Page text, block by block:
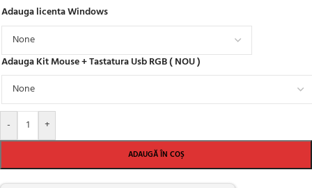
Adauga licenta Windows
Adauga Kit Mouse + Tastatura Usb RGB ( NOU )
- +
ADAUGĂ ÎN COȘ